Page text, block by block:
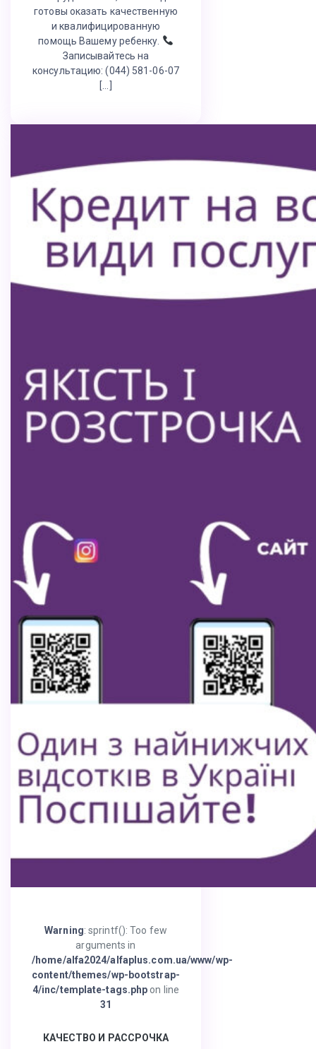
готовы оказать качественную
и квалифицированную
помощь Вашему ребенку.
Записывайтесь на
консультацию: (044) 581-06-07
[…]
Warning: sprintf(): Too few
arguments in
/home/alfa2024/alfaplus.com.ua/www/wp-
content/themes/wp-bootstrap-
4/inc/template-tags.php on line
31
КАЧЕСТВО И РАССРОЧКА